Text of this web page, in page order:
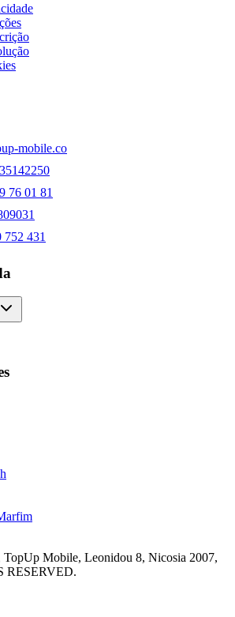
mobile.co
76 01 81
752 431
Mobile, Leonidou 8, Nicosia 2007,
RESERVED.